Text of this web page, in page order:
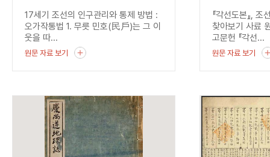
17세기 조선의 인구관리와 통제 방법 :
오가작통법 1. 무릇 민호(民戶)는 그 이
웃을 따...
원문 자료 보기
『각선도본』,
찾아보기 사료
고문헌 『각선...
원문 자료 보기